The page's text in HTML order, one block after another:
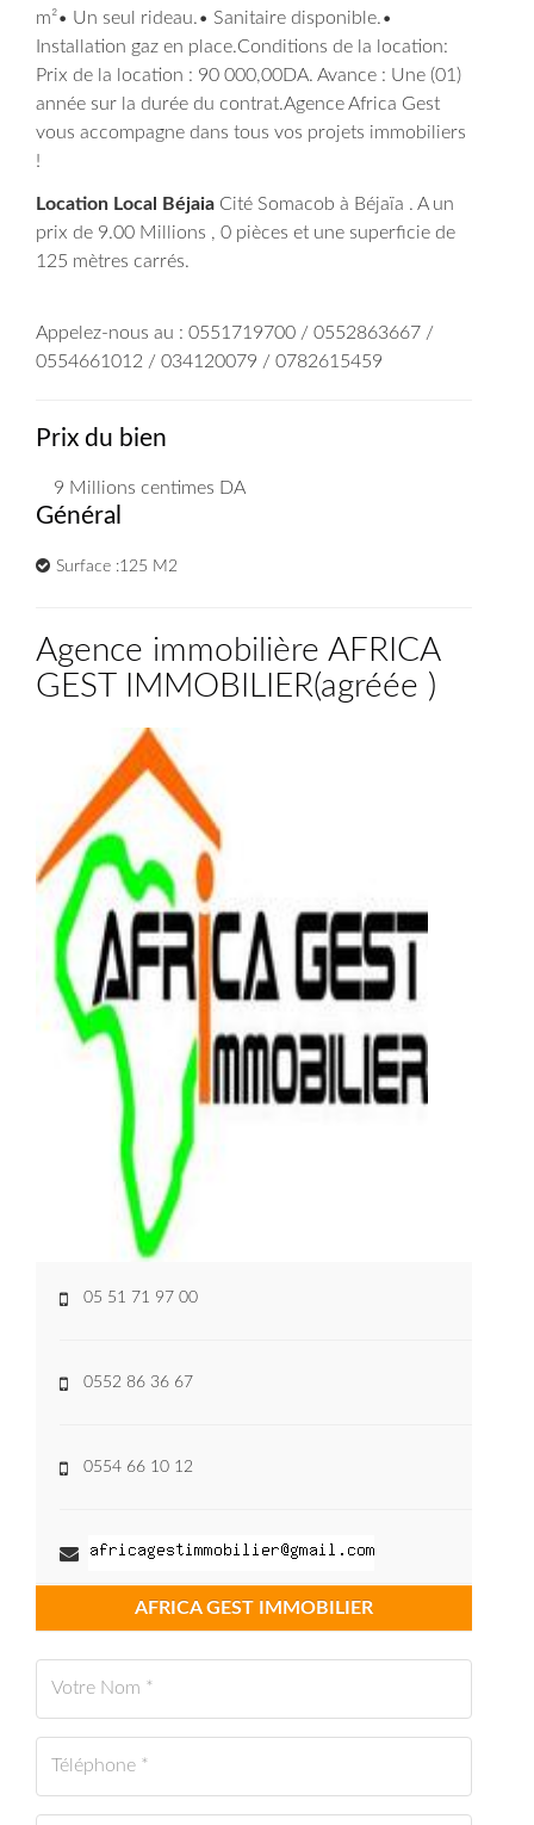
m²• Un seul rideau.• Sanitaire disponible.•
Installation gaz en place.Conditions de la location:
Prix de la location : 90 000,00DA. Avance : Une (01)
année sur la durée du contrat.Agence Africa Gest
vous accompagne dans tous vos projets immobiliers
!
Location Local Béjaia Cité Somacob à Béjaïa . A un
prix de 9.00 Millions , 0 pièces et une superficie de
125 mètres carrés.
Appelez-nous au : 0551719700 / 0552863667 /
0554661012 / 034120079 / 0782615459
Prix du bien
9 Millions centimes DA
Général
Surface :125 M2
Agence immobilière AFRICA
GEST IMMOBILIER(agréée )
05 51 71 97 00
0552 86 36 67
0554 66 10 12
AFRICA GEST IMMOBILIER